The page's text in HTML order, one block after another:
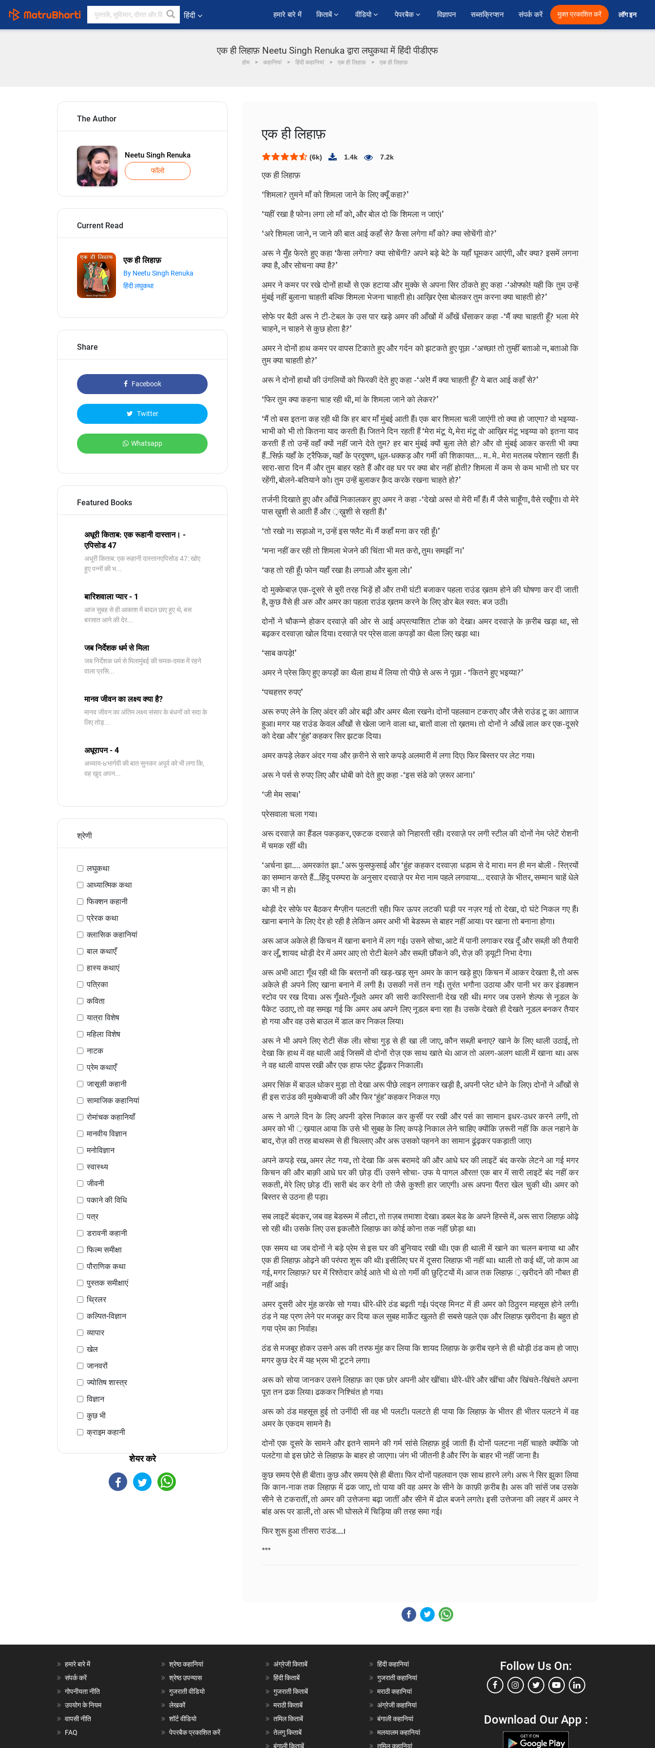
हिंदी हमारे बारे में किताबें वीडियो पेपरबैक विज्ञापन सब्सक्रिप्शन संपर्क करें मुक्त प्रकाशित करें लॉग इन
एक ही लिहाफ़ Neetu Singh Renuka द्वारा लघुकथा में हिंदी पीडीएफ
होम कहानियां हिंदी कहानियां एक ही लिहाफ़ एक ही लिहाफ़
The Author
Neetu Singh Renuka
फॉलो
Current Read
एक ही लिहाफ़
By Neetu Singh Renuka
हिंदी लघुकथा
Share
Facebook
Twitter
Whatsapp
Featured Books
अधूरी किताब: एक रूहानी दास्तान। -
एपिसोड 47
अधूरी किताब: एक रूहानी दास्तानएपिसोड 47: खोए
हुए पन्नों की भ...
बारिशवाला प्यार - 1
आज सुबह से ही आकाश में बादल छाए हुए थे, बस
बरसात आने की देर...
जब निर्देशक धर्म से मिला
जब निर्देशक धर्म से मिलामुंबई की चमक-दमक में रहने
वाला प्रसि...
मानव जीवन का लक्ष्य क्या है?
मानव जीवन का अंतिम लक्ष्य संसार के बंधनों को सदा के
लिए तोड़...
अधूरापन - 4
अध्याय-૪भार्गवी की बात सुनकर अपूर्व को भी लगा कि,
वह खुद अपन...
श्रेणी
लघुकथा
आध्यात्मिक कथा
फिक्शन कहानी
प्रेरक कथा
क्लासिक कहानियां
बाल कथाएँ
हास्य कथाएं
पत्रिका
कविता
यात्रा विशेष
महिला विशेष
नाटक
प्रेम कथाएँ
जासूसी कहानी
सामाजिक कहानियां
रोमांचक कहानियाँ
मानवीय विज्ञान
मनोविज्ञान
स्वास्थ्य
जीवनी
पकाने की विधि
पत्र
डरावनी कहानी
फिल्म समीक्षा
पौराणिक कथा
पुस्तक समीक्षाएं
थ्रिलर
कल्पित-विज्ञान
व्यापार
खेल
जानवरों
ज्योतिष शास्त्र
विज्ञान
कुछ भी
क्राइम कहानी
शेयर करे
एक ही लिहाफ़
(6k) 1.4k 7.2k
एक ही लिहाफ़
‘शिमला? तुमने माँ को शिमला जाने के लिए क्यूँ कहा?’
‘यहीं रखा है फोन। लगा लो माँ को, और बोल दो कि शिमला न जाएं।’
‘अरे शिमला जाने, न जाने की बात आई कहाँ से? कैसा लगेगा माँ को? क्या सोचेंगी वो?’
अरू ने मुँह फेरते हुए कहा ‘कैसा लगेगा? क्या सोचेंगी? अपने बड़े बेटे के यहाँ घूमकर आएंगी, और क्या? इसमें लगना
क्या है, और सोचना क्या है?’
अमर ने कमर पर रखे दोनों हाथों से एक हटाया और मुक्के से अपना सिर ठोंकते हुए कहा -‘ओफ्फो! यही कि तुम उन्हें
मुंबई नहीं बुलाना चाहती बल्कि शिमला भेजना चाहती हो। आख़िर ऐसा बोलकर तुम करना क्या चाहती हो?’
सोफे पर बैठी अरू ने टी-टेबल के उस पार खड़े अमर की आँखों में आँखें धँसाकर कहा -‘मैं क्या चाहती हूँ? भला मेरे
चाहने, न चाहने से कुछ होता है?’
अमर ने दोनों हाथ कमर पर वापस टिकाते हुए और गर्दन को झटकते हुए पूछा -‘अच्छा! तो तुम्हीं बताओ न, बताओ कि
तुम क्या चाहती हो?’
अरू ने दोनों हाथों की उंगलियों को फिरकी देते हुए कहा -‘अरे! मैं क्या चाहती हूँ? ये बात आई कहाँ से?’
‘फिर तुम क्या कहना चाह रही थी, मां के शिमला जाने को लेकर?’
‘मैं तो बस इतना कह रही थी कि हर बार माँ मुंबई आती हैं। एक बार शिमला चली जाएंगी तो क्या हो जाएगा? वो भइय्या-
भाभी को भी तो कितना याद करती हैं। जितने दिन रहती हैं ‘मेरा मंटू ये, मेरा मंटू वो' आख़िर मंटू भइय्या को इतना याद
करती हैं तो उन्हें वहाँ क्यों नहीं जाने देते तुम? हर बार मुंबई क्यों बुला लेते हो? और वो मुंबई आकर करती भी क्या
हैं...सिर्फ़ यहाँ के ट्रैफिक, यहाँ के प्रदूषण, धूल-धक्कड़ और गर्मी की शिकायत.… म.. मे.. मेरा मतलब परेशान रहती हैं।
सारा-सारा दिन मैं और तुम बाहर रहते हैं और वह घर पर क्या बोर नहीं होती? शिमला में कम से कम भाभी तो घर पर
रहेंगी, बोलने-बतियाने को। तुम उन्हें बुलाकर क़ैद करके रखना चाहते हो?’
तर्जनी दिखाते हुए और आँखें निकालकर हुए अमर ने कहा -‘देखो अरू! वो मेरी माँ हैं। मैं जैसे चाहूँगा, वैसे रखूँगा। वो मेरे
पास ख़ुशी से आती हैं और ़ख़ुशी से रहती हैं।’
‘तो रखो न। सड़ाओ न, उन्हें इस फ्लैट में। मैं कहाँ मना कर रही हूँ।’
‘मना नहीं कर रही तो शिमला भेजने की चिंता भी मत करो, तुम। समझीं न।’
‘कह तो रही हूँ। फोन यहाँ रखा है। लगाओ और बुला लो।’
दो मुक्केबाज़ एक-दूसरे से बुरी तरह भिड़ें हों और तभी घंटी बजाकर पहला राउंड ख़तम होने की घोषणा कर दी जाती
है, कुछ वैसे ही अरु और अमर का पहला राउंड ख़तम करने के लिए डोर बेल स्वत: बज उठी।
दोनों ने चौकन्ने होकर दरवाज़े की ओर से आई अप्रत्याशित टोक को देखा। अमर दरवाज़े के क़रीब खड़ा था, सो
बढ़कर दरवाज़ा खोल दिया। दरवाज़े पर प्रेस वाला कपड़ों का थैला लिए खड़ा था।
‘साब कपड़े!’
अमर ने प्रेस किए हुए कपड़ों का थैला हाथ में लिया तो पीछे से अरू ने पूछा - ‘कितने हुए भइय्या?’
‘पचहत्तर रुपए’
अरू रुपए लेने के लिए अंदर की ओर बढ़ी और अमर थैला रखने। दोनों पहलवान टकराए और जैसे राउंड टू का आग़ाज
हुआ। मगर यह राउंड केवल आँखों से खेला जाने वाला था, बातों वाला तो ख़तम। तो दोनों ने आँखें लाल कर एक-दूसरे
को देखा और ‘हुंह’ कहकर सिर झटक दिया।
अमर कपड़े लेकर अंदर गया और क़रीने से सारे कपड़े अलमारी में लगा दिए। फिर बिस्तर पर लेट गया।
अरू ने पर्स से रुपए लिए और धोबी को देते हुए कहा -‘इस संडे को ज़रूर आना।’
‘जी मेम साब।’
प्रेसवाला चला गया।
अरू दरवाज़े का हैंडल पकड़कर, एकटक दरवाज़े को निहारती रही। दरवाज़े पर लगी स्टील की दोनों नेम प्लेटें रोशनी
में चमक रहीं थी।
‘अर्चना झा..… अमरकांत झा..’ अरू फुसफुसाई और ‘हुंह' कहकर दरवाज़ा धड़ाम से दे मारा। मन ही मन बोली - स्त्रियों
का सम्मान करते हैं....हिंदू परम्परा के अनुसार दरवाज़े पर मेरा नाम पहले लगवाया.… दरवाज़े के भीतर, सम्मान चाहें धेले
का भी न हो।
थोड़ी देर सोफे पर बैठकर मैग्ज़ीन पलटती रही। फिर ऊपर लटकी घड़ी पर नज़र गई तो देखा, दो घंटे निकल गए हैं।
खाना बनाने के लिए देर हो रही है लेकिन अमर अभी भी बेडरूम से बाहर नहीं आया। पर खाना तो बनाना होगा।
अरू आज अकेले ही किचन में खाना बनाने में लग गई। उसने सोचा, आटे में पानी लगाकर रख दूँ और सब्ज़ी की तैयारी
कर लूँ, शायद थोड़ी देर में अमर आए तो रोटी बेलने और सब्ज़ी छौंकने की, रोज़ की ड्यूटी निभा देगा।
अरू अभी आटा गूँथ रही थी कि बरतनों की खड़-खड़ सुन अमर के कान खड़े हुए। किचन में आकर देखता है, तो अरू
अकेले ही अपने लिए खाना बनाने में लगी है। उसकी नसें तन गईं। तुरंत भगौना उठाया और पानी भर कर इंडक्शन
स्टोव पर रख दिया। अरू गूँथते-गूँथते अमर की सारी कारिस्तानी देख रही थी। मगर जब उसने शेल्फ से नूडल के
पैकेट उठाए, तो वह समझ गई कि अमर अब अपने लिए नूडल बना रहा है। उसके देखते ही देखते नूडल बनकर तैयार
हो गया और वह उसे बाउल में डाल कर निकल लिया।
अरू ने भी अपने लिए रोटी सेंक ली। सोचा गुड़ से ही खा ली जाए, कौन सब्ज़ी बनाए? खाने के लिए थाली उठाई, तो
देखा कि हाथ में वह थाली आई जिसमें वो दोनों रोज़ एक साथ खाते थे। आज तो अलग-अलग थाली में खाना था। अरू
ने वह थाली वापस रखी और एक हाफ प्लेट ढूँढ़कर निकाली।
अमर सिंक में बाउल धोकर मुड़ा तो देखा अरू पीछे लाइन लगाकर खड़ी है, अपनी प्लेट धोने के लिए। दोनों ने आँखों से
ही इस राउंड की मुक्केबाजी की और फिर ‘हुंह’ कहकर निकल गए।
अरू ने अगले दिन के लिए अपनी ड्रेस निकाल कर कुर्सी पर रखी और पर्स का सामान इधर-उधर करने लगी, तो
अमर को भी ़ख़याल आया कि उसे भी सुबह के लिए कपड़े निकाल लेने चाहिए क्योंकि ज़रूरी नहीं कि कल नहाने के
बाद, रोज़ की तरह बाथरूम से ही चिल्लाए और अरू उसको पहनने का सामान ढूंढ़कर पकड़ाती जाए।
अपने कपड़े रख, अमर लेट गया, तो देखा कि अरू बरामदे की और आधे घर की लाइटें बंद करके लेटने आ गई मगर
किचन की और बाक़ी आधे घर की छोड़ दीं। उसने सोचा- उफ ये पागल औरत! एक बार में सारी लाइटें बंद नहीं कर
सकती, मेरे लिए छोड़ दीं। सारी बंद कर देगी तो जैसे कुश्ती हार जाएगी। अरू अपना पैंतरा खेल चुकी थी। अमर को
बिस्तर से उठना ही पड़ा।
सब लाइटें बंदकर, जब वह बेडरूम में लौटा, तो ग़ज़ब तमाशा देखा। डबल बेड के अपने हिस्से में, अरू सारा लिहाफ़ ओढ़े
सो रही थी। उसके लिए उस इकलौते लिहाफ़ का कोई कोना तक नहीं छोड़ा था।
एक समय था जब दोनों ने बड़े प्रेम से इस घर की बुनियाद रखी थी। एक ही थाली में खाने का चलन बनाया था और
एक ही लिहाफ़ ओढ़ने की परंपरा शुरू की थी। इसीलिए घर में दूसरा लिहाफ़ भी नहीं था। थाली तो कई थीं, जो काम आ
गई, मगर लिहाफ़? घर में रिश्तेदार कोई आते भी थे तो गर्मी की छुट्टियों में। आज तक लिहाफ़ ़ख़रीदने की नौबत ही
नहीं आई।
अमर दूसरी ओर मुंह करके सो गया। धीरे-धीरे ठंड बढ़ती गई। पंद्रह मिनट में ही अमर को ठिठुरन महसूस होने लगी।
ठंड ने यह प्रण लेने पर मजबूर कर दिया कल सुबह मार्केट खुलते ही सबसे पहले एक और लिहाफ़ ख़रीदना है। बहुत हो
गया प्रेम का निर्वाह।
ठंड से मजबूर होकर उसने अरू की तरफ मुंह कर लिया कि शायद लिहाफ़ के क़रीब रहने से ही थोड़ी ठंड कम हो जाए।
मगर कुछ देर में यह भ्रम भी टूटने लगा।
अरू को सोया जानकर उसने लिहाफ़ का एक छोर अपनी ओर खींचा। धीरे-धीरे और खींचा और खिंचते-खिंचते अपना
पूरा तन ढक लिया। ढककर निश्चिंत हो गया।
अरू को ठंड महसूस हुई तो उनींदी सी वह भी पलटी। पलटते ही पाया कि लिहाफ़ के भीतर ही भीतर पलटने में वह
अमर के एकदम सामने है।
दोनों एक दूसरे के सामने और इतने सामने की गर्म सांसे लिहाफ़ हुई जाती हैं। दोनों पलटना नहीं चाहते क्योंकि जो
पलटेगा वो इस छोटे से लिहाफ़ के बाहर हो जाएगा। जंग भी जीतनी है और रिंग के बाहर भी नहीं जाना है।
कुछ समय ऐसे ही बीता। कुछ और समय ऐसे ही बीता। फिर दोनों पहलवान एक साथ हारने लगे। अरू ने सिर झुका लिया
कि कान-नाक तक लिहाफ़ में ढक जाए, तो पाया की वह अमर के सीने के काफ़ी क़रीब है। अरू की सांसें जब उसके
सीने से टकरातीं, तो अमर की उत्तेजना बढ़ा जातीं और सीने में ढोल बजने लगते। इसी उत्तेजना की लहर में अमर ने
बांह अरू पर डाली, तो अरू भी घोसले में चिड़िया की तरह समा गई।
फिर शुरू हुआ तीसरा राउंड.....।
***
हमारे बारे में
संपर्क करें
गोपनीयता नीति
उपयोग के नियम
वापसी नीति
FAQ
श्रेष्ठ कहानियां
श्रेष्ठ उपन्यास
गुजराती वीडियो
लेखकों
शॉर्ट वीडियो
पेपरबैक प्रकाशित करें
अंग्रेजी किताबें
हिंदी किताबें
गुजराती किताबें
मराठी किताबें
तमिल किताबें
तेलगु किताबें
बंगाली किताबें
हिंदी कहानियां
गुजराती कहानियां
मराठी कहानियां
अंग्रेजी कहानियां
बंगाली कहानियां
मलयालम कहानियां
तमिल कहानियां
Follow Us On:
Download Our App :